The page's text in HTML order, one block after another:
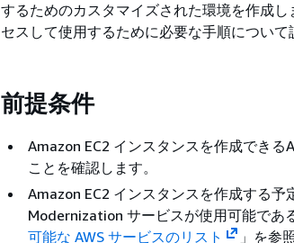
するためのカスタマイズされた環境を作成
セスして使用するために必要な手順について
前提条件
Amazon EC2 インスタンスを作成でき
ことを確認します。
Amazon EC2 インスタンスを作成する
Modernization サービスが使用可能であ
可能な AWS サービスのリスト
」を参